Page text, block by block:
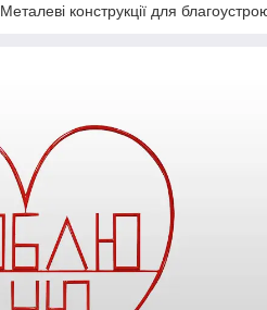
Металеві конструкції для